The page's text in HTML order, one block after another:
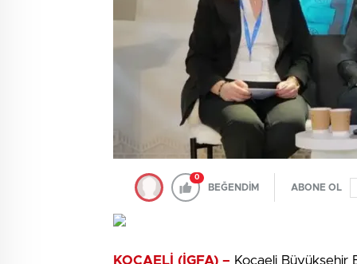
0
BEĞENDİM ABONE OL
KOCAELİ (İGFA) – Kocaeli Büyükşehir